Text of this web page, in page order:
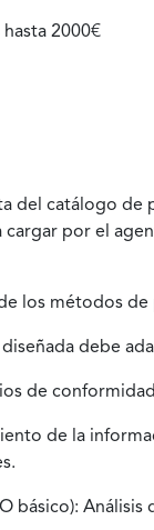
2000€
del catálogo
por el
los métodos de
debe
de
de la
básico):